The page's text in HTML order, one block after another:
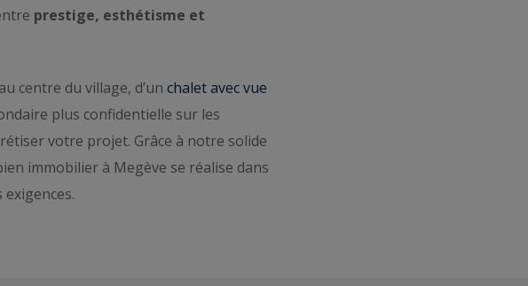
prestige, esthétisme et
centre du village, d’un chalet avec vue
plus confidentielle sur les
votre projet. Grâce à notre solide
immobilier à Megève se réalise dans